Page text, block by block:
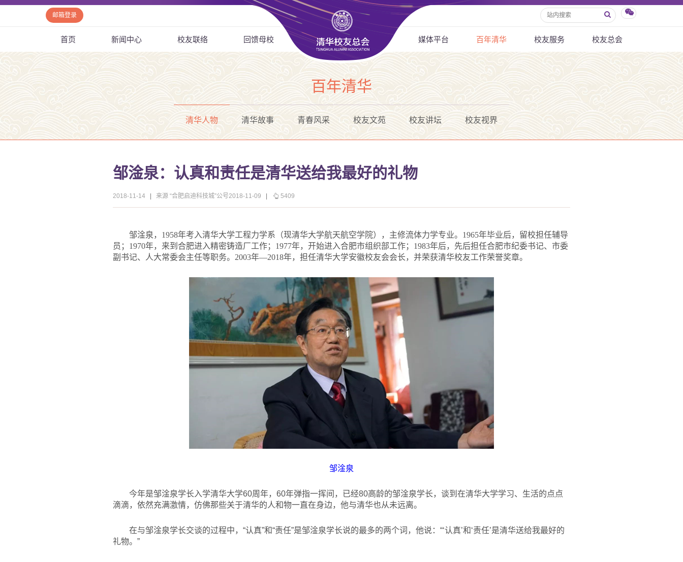
邮箱登录
首页 新闻中心 校友联络 回馈母校 媒体平台 百年清华 校友服务 校友总会
百年清华
清华人物 清华故事 青春风采 校友文苑 校友讲坛 校友视界
邹淦泉：认真和责任是清华送给我最好的礼物
2018-11-14 来源 “合肥启迪科技城”公号2018-11-09 5409
邹淦泉， 1958年考入清华大学工程力学系（现清华大学航天航空学院），主修流体力学专业。1965年毕业后，留校担任辅导
员；1970年，来到合肥进入精密铸造厂工作；1977年，开始进入合肥市组织部工作；1983年后，先后担任合肥市纪委书记、市委
副书记、人大常委会主任等职务。2003年—2018年，担任清华大学安徽校友会会长，并荣获清华校友工作荣誉奖章。
邹淦泉
今年是邹淦泉学长入学清华大学60周年，60年弹指一挥间，已经80高龄的邹淦泉学长，谈到在清华大学学习、生活的点点
滴滴，依然充满激情，仿佛那些关于清华的人和物一直在身边，他与清华也从未远离。
在与邹淦泉学长交谈的过程中，“认真”和“责任”是邹淦泉学长说的最多的两个词，他说：“‘认真’和‘责任’是清华送给我最好的
礼物。”